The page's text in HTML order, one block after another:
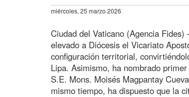
miércoles, 25 marzo 2026
Ciudad del Vaticano (Agencia
elevado a Diócesis el Vicariato
configuración territorial,
Lipa. Asimismo, ha nombrado
S.E. Mons. Moisés Magpantay
mismo tiempo, ha dispuesto que la